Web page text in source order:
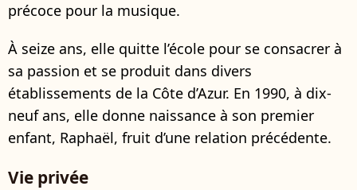
précoce pour la musique.
À seize ans, elle quitte l’école pour se consacrer à
sa passion et se produit dans divers
établissements de la Côte d’Azur. En 1990, à dix-
neuf ans, elle donne naissance à son premier
enfant, Raphaël, fruit d’une relation précédente.
Vie privée